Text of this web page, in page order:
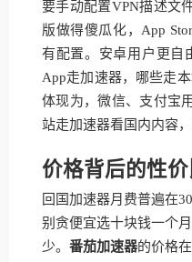
要手动配置VPN描述文
版做得傻瓜化，App
有配置。安卓用户更自
App走加速器，哪些走
体现为，微信、支付宝
站走加速器看国内内容，
价格背后的性
回国加速器月费普遍在
别贪便宜选十块钱一个
少。番茄加速器的价格